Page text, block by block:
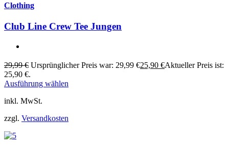
Clothing
Club Line Crew Tee Jungen
29,99€ Ursprünglicher Preis war: 29,99 €25,90 €Aktueller Preis ist:
25,90 €.
Ausführung wählen
inkl. MwSt.
zzgl. Versandkosten